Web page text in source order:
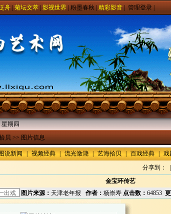
舟| 菊坛文萃| 影视世界| 粉墨春秋 精彩影音| 管理登录|
星期四
贝>> 图片信息
图说新闻 | 视频经典 流光潋滟 | 艺海拾贝 | 百戏经典 | 戏
分享到：
金宝环传艺
图片来源： 天津老年报 作者 ： 杨崇寿 点击数： 64853